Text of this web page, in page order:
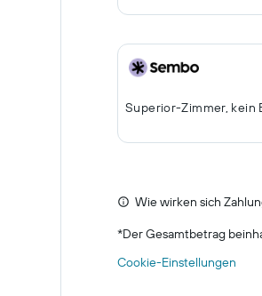
Superior-Zimmer, kein
Wie wirken sich
*Der Gesamtbetrag
Cookie-Einstellungen